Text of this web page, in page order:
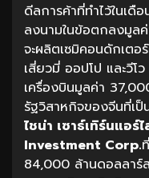
ดีลการค้าที่ทำไว้ในเดื
ลงนามในข้อตกลงมูล
จะผลิตเซมิคอนดักเตอ
เสี่ยวมี่ ออปโป และวีโ
เครื่องบินมูลค่า
รัฐวิสาหกิจของจีนที่เป็
ไชน่า เซาธ์เทิร์นแอร์
Investment Corp.
84,000 ล้านดอลลาร์